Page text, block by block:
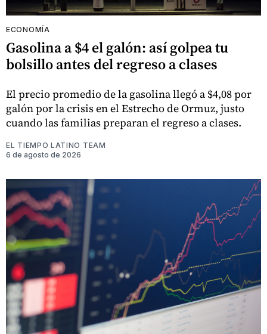
ECONOMÍA
Gasolina a $4 el galón: así golpea tu
bolsillo antes del regreso a clases
El precio promedio de la gasolina llegó a $4,08 por
galón por la crisis en el Estrecho de Ormuz, justo
cuando las familias preparan el regreso a clases.
EL TIEMPO LATINO TEAM
6 de agosto de 2026